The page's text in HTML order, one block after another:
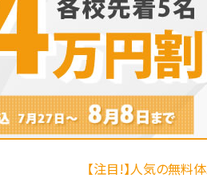
【注目!】人気の無料